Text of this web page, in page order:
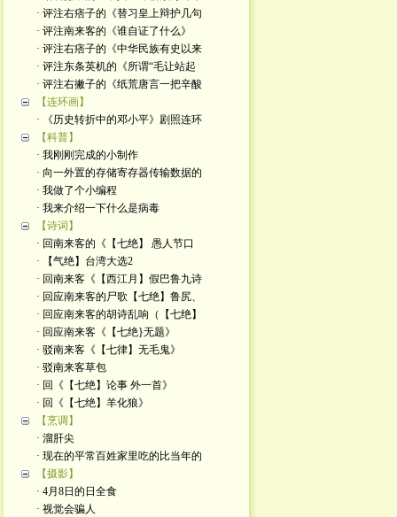
· 评注右痞子的《替习皇上辩护几句
· 评注南来客的《谁自证了什么》
· 评注右痞子的《中华民族有史以来
· 评注东条英机的《所谓“毛让站起
· 评注右撇子的《纸荒唐言一把辛酸
【连环画】
· 《历史转折中的邓小平》剧照连环
【科普】
· 我刚刚完成的小制作
· 向一外置的存储寄存器传输数据的
· 我做了个小编程
· 我来介绍一下什么是病毒
【诗词】
· 回南来客的《【七绝】 愚人节口
· 【气绝】台湾大选2
· 回南来客《【西江月】假巴鲁九诗
· 回应南来客的尸歌【七绝】鲁尻、
· 回应南来客的胡诗乱响（【七绝】
· 回应南来客《【七绝}无题》
· 驳南来客《【七律】无毛鬼》
· 驳南来客草包
· 回《【七绝】论事 外一首》
· 回《【七绝】羊化狼》
【烹调】
· 溜肝尖
· 现在的平常百姓家里吃的比当年的
【摄影】
· 4月8日的日全食
· 视觉会骗人